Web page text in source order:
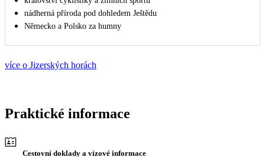
nádherná příroda pod dohledem Ještědu
Německo a Polsko za humny
více o Jizerských horách
Praktické informace
Cestovní doklady a vízové informace